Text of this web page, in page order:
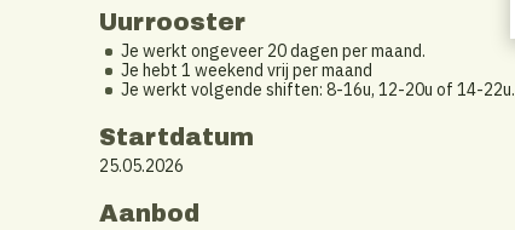
Uurrooster
Je werkt ongeveer 20 dagen per maand.
Je hebt 1 weekend vrij per maand
Je werkt volgende shiften: 8-16u, 12-20u of 14-22u.
Startdatum
25.05.2026
Aanbod